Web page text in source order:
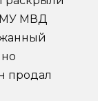
МУ МВД
продал